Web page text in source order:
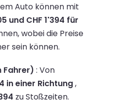
Auto können mit
und CHF 1'394 für
wobei die Preise
sein können.
Fahrer) : Von
in einer Richtung,
zu Stoßzeiten.